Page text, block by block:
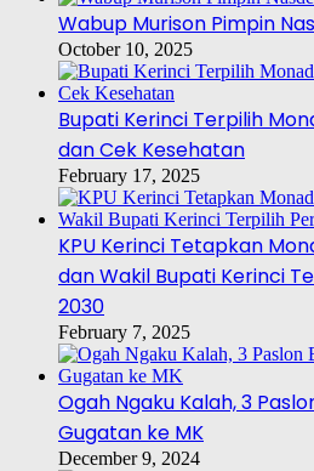
Wabup Murison Pimpin
October 10, 2025
Bupati Kerinci Terpilih
dan Cek Kesehatan
February 17, 2025
KPU Kerinci Tetapkan
dan Wakil Bupati Kerinci
2030
February 7, 2025
Ogah Ngaku Kalah, 3
Gugatan ke MK
December 9, 2024